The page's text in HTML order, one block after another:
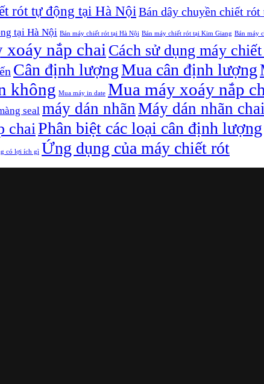
rót tự động tại Hà Nội Bán dây chuyền chiết
tại Hà Nội Bán máy chiết rót tại Hà Nội Bán máy chiết rót tại Kim Giang Bán máy
xoáy nắp chai Cách sử dụng máy
Cân định lượngMua cân định lượng
không Mua máy in date Mua máy xoáy nắp
seal máy dán nhãnMáy dán nhãn
chaiPhân biệt các loại cân định lượng
có lợi ích gì Ứng dụng của máy chiết rót